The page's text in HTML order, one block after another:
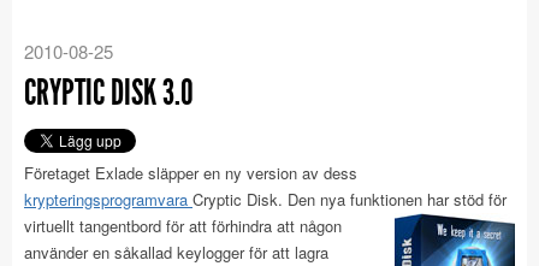
2010-08-25
CRYPTIC DISK 3.0
Företaget Exlade släpper en ny version av dess
krypteringsprogramvara Cryptic Disk. Den nya funktionen har stöd för
virtuellt tangentbord för att förhindra att någon
använder en såkallad keylogger för att lagra